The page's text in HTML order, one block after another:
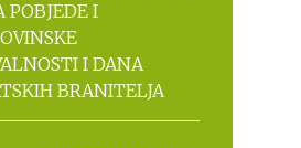
POBJEDE I
I DANA
BRANITELJA